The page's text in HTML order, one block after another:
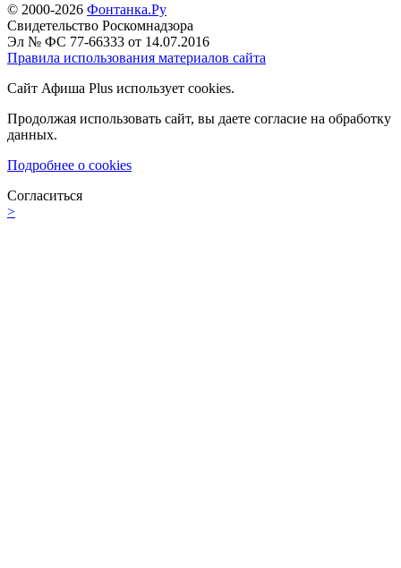
© 2000-2026 Фонтанка.Ру
Свидетельство Роскомнадзора
Эл № ФС 77-66333 от 14.07.2016
Правила использования материалов сайта
Сайт Афиша Plus использует cookies.
Продолжая использовать сайт, вы даете согласие на обработку
данных.
Подробнее о cookies
Согласиться
>